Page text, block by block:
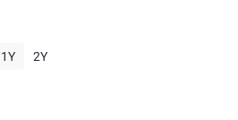
1Y 2Y